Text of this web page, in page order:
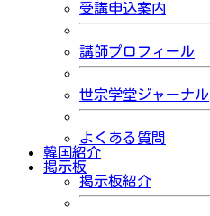
受講申込案内
講師プロフィール
世宗学堂ジャーナル
よくある質問
韓国紹介
掲示板
掲示板紹介